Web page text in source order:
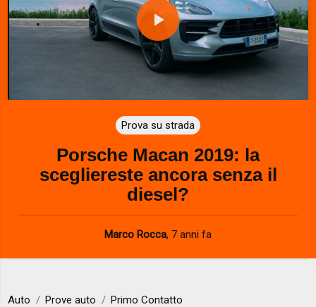
P
l
a
y
V
i
d
e
Prova su strada
Porsche Macan 2019: la
scegliereste ancora senza il
diesel?
Marco Rocca, 7 anni fa
Auto Prove auto Primo Contatto